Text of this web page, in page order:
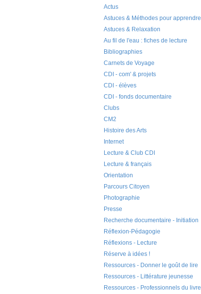
Actus
Astuces & Méthodes pour apprendre
Astuces & Relaxation
Au fil de l'eau : fiches de lecture
Bibliographies
Carnets de Voyage
CDI - com' & projets
CDI - élèves
CDI - fonds documentaire
Clubs
CM2
Histoire des Arts
Internet
Lecture & Club CDI
Lecture & français
Orientation
Parcours Citoyen
Photographie
Presse
Recherche documentaire - Initiation
Réflexion-Pédagogie
Réflexions - Lecture
Réserve à idées !
Ressources - Donner le goût de lire
Ressources - Littérature jeunesse
Ressources - Professionnels du livre